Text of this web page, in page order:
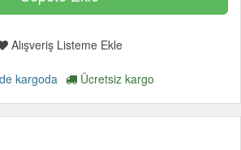
Alışveriş Listeme Ekle
kargoda Ücretsiz kargo